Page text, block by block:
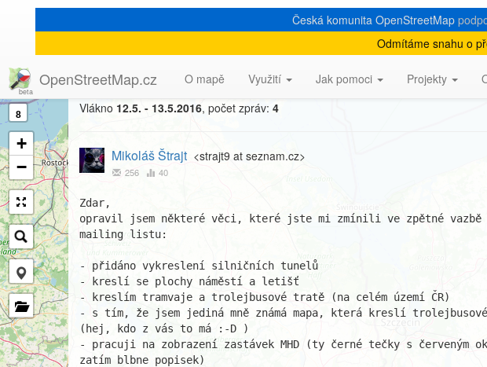
Česká komunita OpenStreetMap
Odmítáme snahu o
OpenStreetMap.cz O mapě Využití Jak pomoci Projekty
8
+
−
[Talk-cz] Aktualizace dlaždic
Vlákno 12.5. - 13.5.2016, počet zpráv: 4
Mikoláš Štrajt <strajt9 at seznam.cz>
256 40
Zdar,
opravil jsem některé věci, které jste mi zmínili ve zpětné vazbě
mailing listu:
- přidáno vykreslení silničních tunelů
- kreslí se plochy náměstí a letišť
- kreslím tramvaje a trolejbusové tratě (na celém území ČR)
- s tím, že jsem jediná mně známá mapa, která kreslí
(hej, kdo z vás to má :-D )
- pracuji na zobrazení zastávek MHD (ty černé tečky s červeným
zatím blbne popisek)